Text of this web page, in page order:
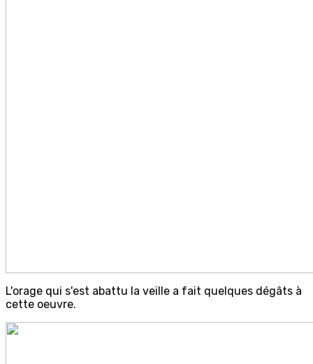
L'orage qui s'est abattu la veille a fait quelques dégâts à
cette oeuvre.